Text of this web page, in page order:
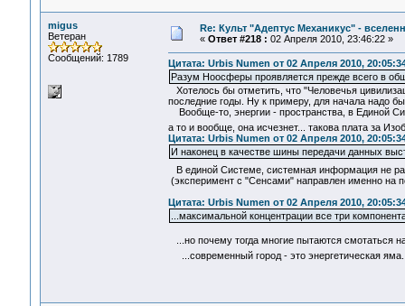
migus
Ветеран
Сообщений: 1789
Re: Культ "Адептус Механикус" -
« Ответ #218 : 02 Апреля 2010, 23:46:22 »
Цитата: Urbis Numen от 02 Апреля 2010,
Разум Ноосферы проявляется прежде всего в
Хотелось бы отметить, что "Человечья
последние годы. Ну к примеру, для начала надо
Вообще-то, энергии - пространства, в Единой
а то и вообще, она исчезнет... такова плата за
Цитата: Urbis Numen от 02 Апреля 2010,
И наконец в качестве шины передачи данных
В единой Системе, системная информация не
(эксперимент с "Сенсами" направлен именно на
Цитата: Urbis Numen от 02 Апреля 2010,
...максимальной концентрации все три
...но почему тогда многие пытаются смотаться
...современный город - это энергетическая